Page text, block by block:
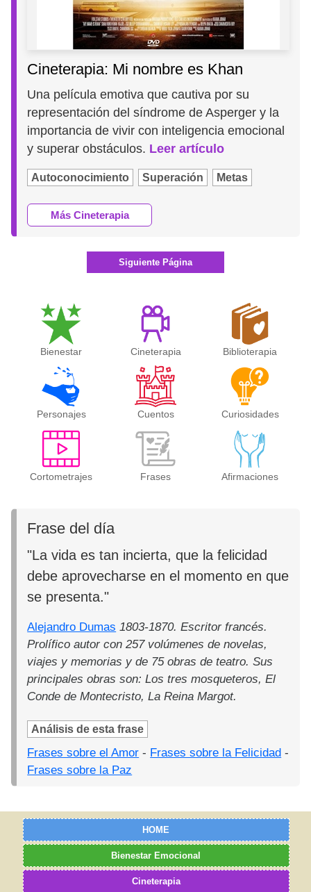
Cineterapia: Mi nombre es Khan
Una película emotiva que cautiva por su
representación del síndrome de Asperger y la
importancia de vivir con inteligencia emocional
y superar obstáculos. Leer artículo
Autoconocimiento Superación Metas
Más Cineterapia
Siguiente Página
Bienestar Cineterapia Biblioterapia
Personajes Cuentos Curiosidades
Cortometrajes Frases Afirmaciones
Frase del día
"La vida es tan incierta, que la felicidad
debe aprovecharse en el momento en que
se presenta."
Alejandro Dumas 1803-1870. Escritor francés.
Prolífico autor con 257 volúmenes de novelas,
viajes y memorias y de 75 obras de teatro. Sus
principales obras son: Los tres mosqueteros, El
Conde de Montecristo, La Reina Margot.
Análisis de esta frase
Frases sobre el Amor - Frases sobre la Felicidad -
Frases sobre la Paz
HOME
Bienestar Emocional
Cineterapia